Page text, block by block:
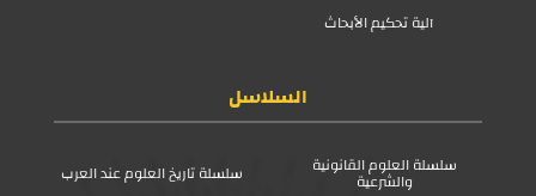
آلية تحكيم الأبحاث
السلاسل
سلسلة العلوم القانونية
والشرعية
سلسلة تاريخ العلوم عند العرب